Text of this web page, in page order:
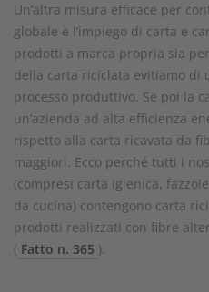
Un’altra misura efficace per
globale è l’impiego di carta e
prodotti a marca propria sia
della carta riciclata evitiamo di
processo produttivo. Se poi la
un’azienda ad alta efficienza
rispetto alla carta ricavata da
maggiori. Ecco perché tutti i
(compresi carta igienica,
da cucina) contengono carta
prodotti realizzati con fibre
( Fatto n. 365 ).